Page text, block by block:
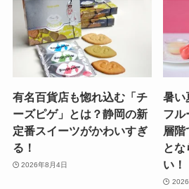
有名百貨店も惚れ込む「チ
ーズピゲ」とは？静岡の新
定番スイーツがかわいすぎ
る！
2026年8月4日
暑い
フ
層
とな
い！